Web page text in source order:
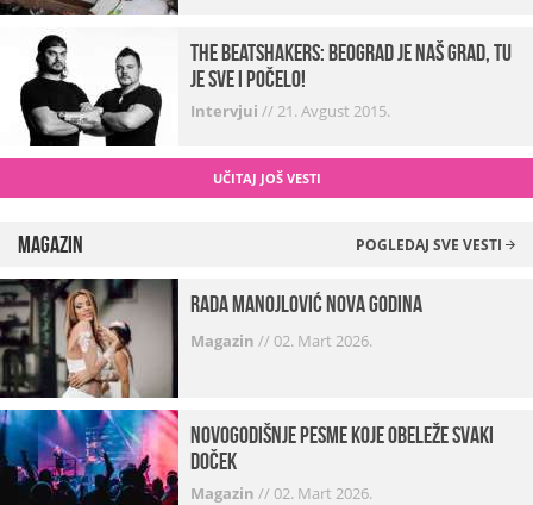
The Beatshakers: Beograd je naš grad, tu
je sve i počelo!
Intervjui //21. Avgust 2015.
UČITAJ JOŠ VESTI
Magazin POGLEDAJ SVE VESTI
Rada Manojlović Nova godina
Magazin //02. Mart 2026.
Novogodišnje pesme koje obeleže svaki
Doček
Magazin //02. Mart 2026.